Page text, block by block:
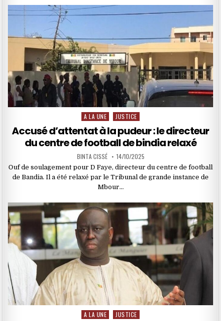
Posted
in
A LA UNE JUSTICE
Accusé d’attentat à la pudeur : le directeur
du centre de football de bindia relaxé
BINTA CISSÉ 14/10/2025
Ouf de soulagement pour D Faye, directeur du centre de football
de Bandia. Il a été relaxé par le Tribunal de grande instance de
Mbour…
Posted
A LA UNE JUSTICE